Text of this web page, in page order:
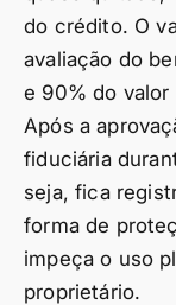
do crédito. O
avaliação do
e 90% do valor
Após a
fiduciária
seja, fica
forma de
impeça o uso
proprietário.